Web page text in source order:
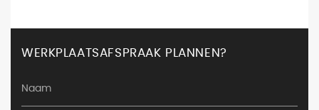
WERKPLAATSAFSPRAAK PLANNEN?